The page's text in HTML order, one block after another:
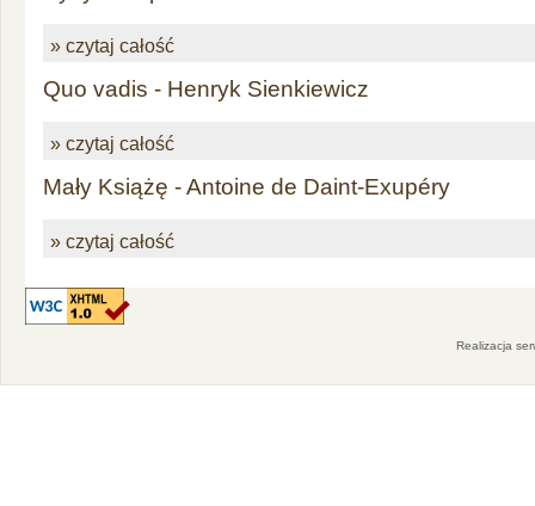
» czytaj całość
Quo vadis - Henryk Sienkiewicz
» czytaj całość
Mały Książę - Antoine de Daint-Exupéry
» czytaj całość
Realizacja